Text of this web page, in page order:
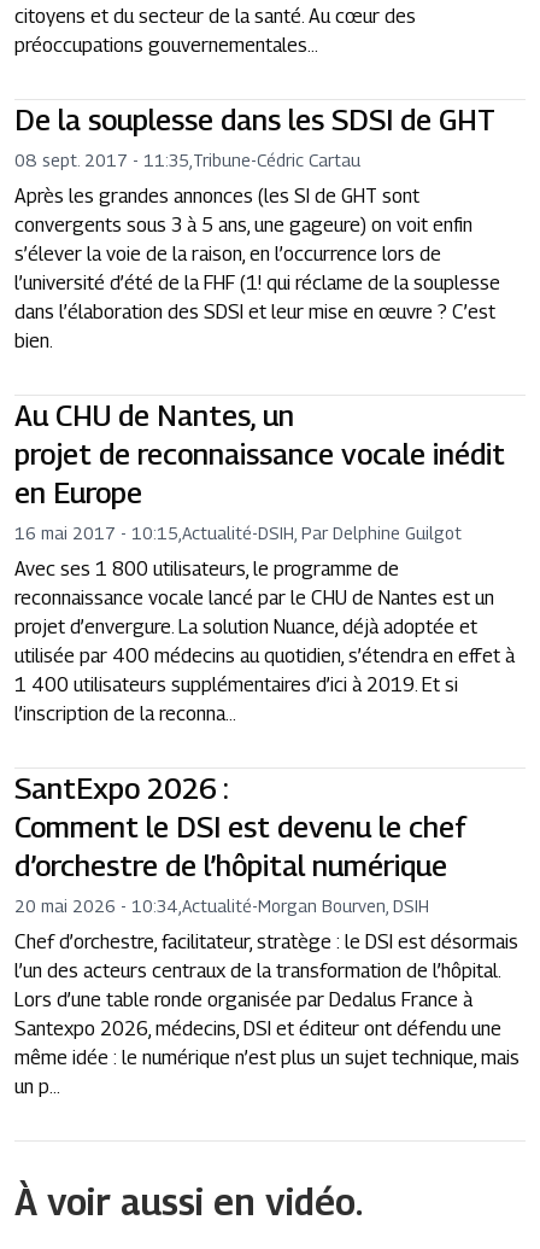
citoyens et du secteur de la santé. Au cœur des
préoccupations gouvernementales...
De la souplesse dans les SDSI de GHT
08 sept. 2017 - 11:35 Tribune-Cédric Cartau
Après les grandes annonces (les SI de GHT sont
convergents sous 3 à 5 ans, une gageure) on voit enfin
s’élever la voie de la raison, en l’occurrence lors de
l’université d’été de la FHF (1! qui réclame de la souplesse
dans l’élaboration des SDSI et leur mise en œuvre ? C’est
bien.
Au CHU de Nantes, un
projet de reconnaissance vocale inédit
en Europe
16 mai 2017 - 10:15 Actualité-DSIH, Par Delphine Guilgot
Avec ses 1 800 utilisateurs, le programme de
reconnaissance vocale lancé par le CHU de Nantes est un
projet d’envergure. La solution Nuance, déjà adoptée et
utilisée par 400 médecins au quotidien, s’étendra en effet à
1 400 utilisateurs supplémentaires d’ici à 2019. Et si
l’inscription de la reconna...
SantExpo 2026 :
Comment le DSI est devenu le chef
d’orchestre de l’hôpital numérique
20 mai 2026 - 10:34 Actualité-Morgan Bourven, DSIH
Chef d’orchestre, facilitateur, stratège : le DSI est désormais
l’un des acteurs centraux de la transformation de l’hôpital.
Lors d’une table ronde organisée par Dedalus France à
Santexpo 2026, médecins, DSI et éditeur ont défendu une
même idée : le numérique n’est plus un sujet technique, mais
un p...
À voir aussi en vidéo.